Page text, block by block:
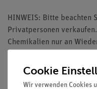
HINWEIS: Bitte beachten
Privatpersonen
Chemikalien nur an
Lehranstalten abgeben.
Cookie
Wir verwenden Cookies